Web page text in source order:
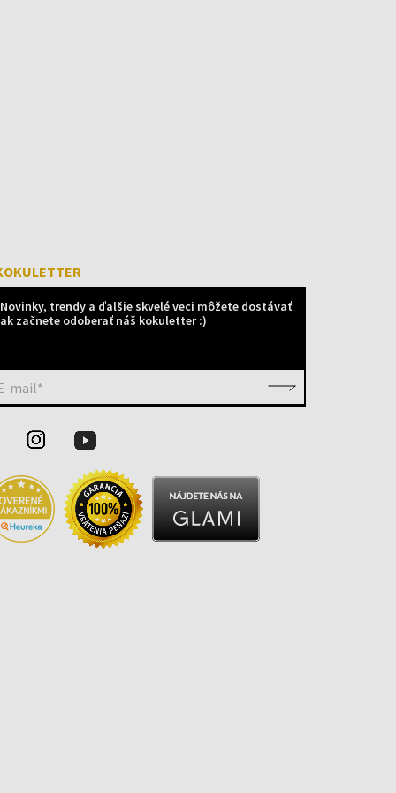
Novinky, trendy a ďalšie skvelé veci môžete dostávať
ak začnete odoberať náš kokuletter :)
mail*